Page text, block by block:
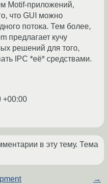
Motif-приложений,
что GUI можно
потока. Тем более,
предлагает кучу
решений для того,
IPC *её* средствами.
+00:00
в эту тему. Тема
→